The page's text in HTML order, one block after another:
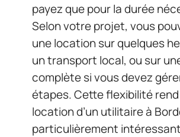
payez que pour la durée
Selon votre projet, vous
une location sur quelques
un transport local, ou sur
complète si vous devez
étapes. Cette flexibilité rend
location d’un utilitaire à
particulièrement